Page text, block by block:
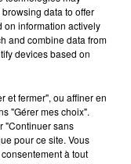
2B envisage
son territoire
par le CAUE des
Val en Vignes
en avant des
data to offer
on information actively
and combine data from
devices based on
et fermer", ou affiner en
"Gérer mes choix".
"Continuer sans
pour ce site. Vous
à tout